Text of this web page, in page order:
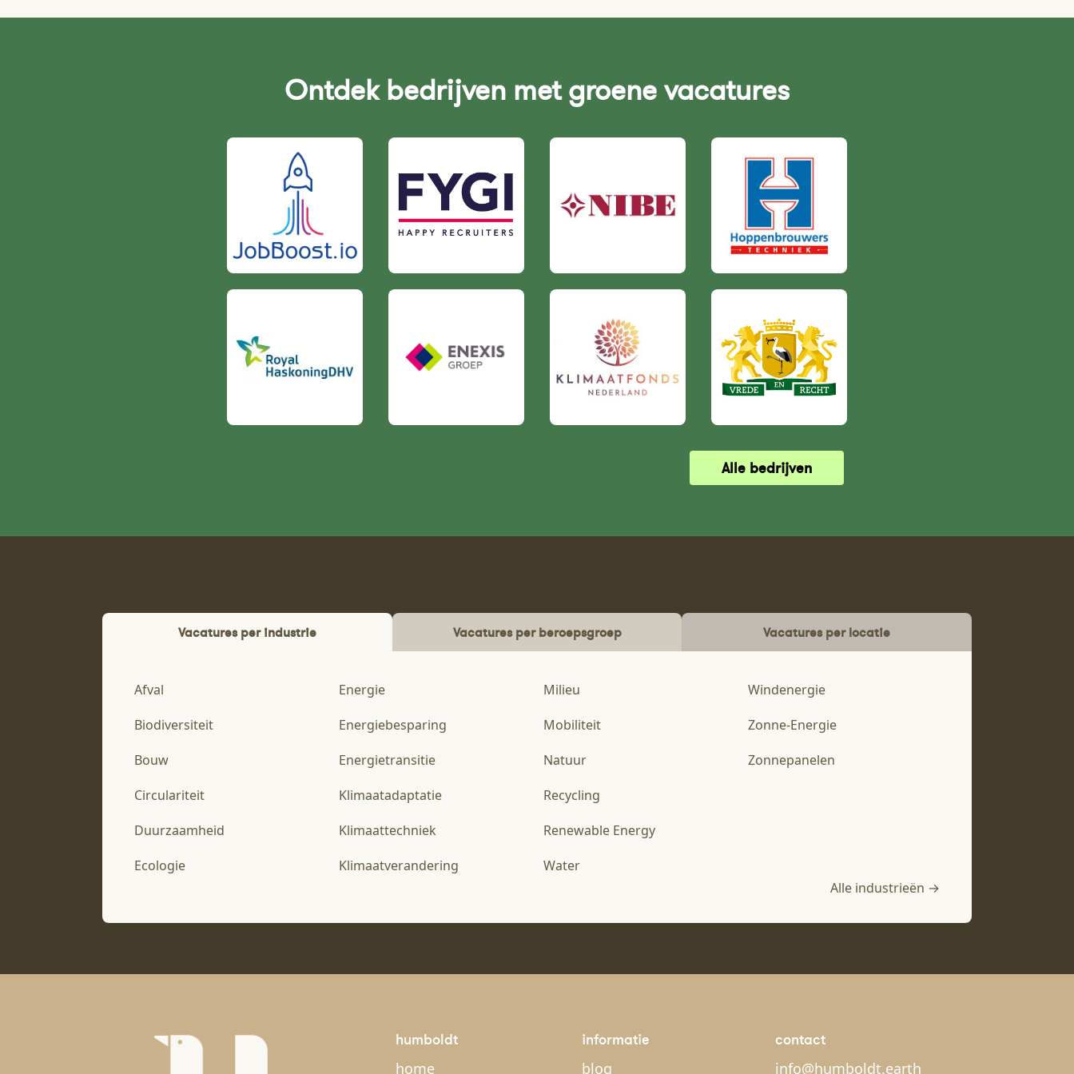
Ontdek bedrijven met groene vacatures
Alle bedrijven
Vacatures per industrie Vacatures per beroepsgroep Vacatures per locatie
Afval
Biodiversiteit
Bouw
Circulariteit
Duurzaamheid
Ecologie
Energie
Energiebesparing
Energietransitie
Klimaatadaptatie
Klimaattechniek
Klimaatverandering
Milieu
Mobiliteit
Natuur
Recycling
Renewable Energy
Water
Windenergie
Zonne-Energie
Zonnepanelen
Alle industrieën →
humboldt
home
informatie
blog
contact
info@humboldt.earth